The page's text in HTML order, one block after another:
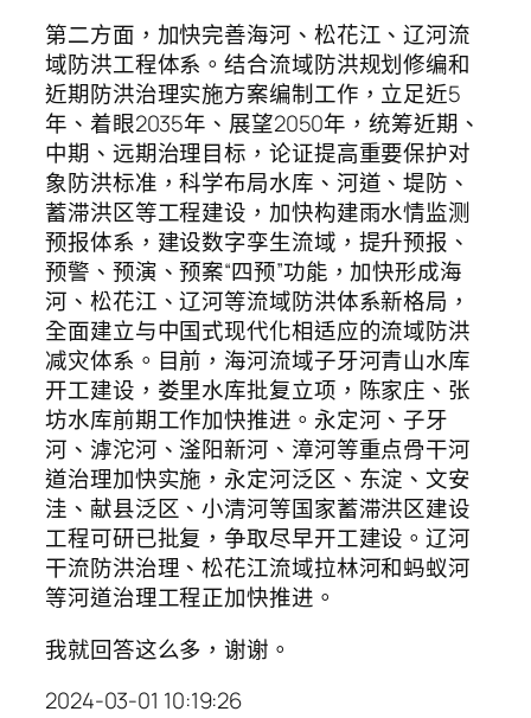
第二方面，加快完善海河、松花江、辽河流
域防洪工程体系。结合流域防洪规划修编和
近期防洪治理实施方案编制工作，立足近5
年、着眼2035年、展望2050年，统筹近期、
中期、远期治理目标，论证提高重要保护对
象防洪标准，科学布局水库、河道、堤防、
蓄滞洪区等工程建设，加快构建雨水情监测
预报体系，建设数字孪生流域，提升预报、
预警、预演、预案“四预”功能，加快形成海
河、松花江、辽河等流域防洪体系新格局，
全面建立与中国式现代化相适应的流域防洪
减灾体系。目前，海河流域子牙河青山水库
开工建设，娄里水库批复立项，陈家庄、张
坊水库前期工作加快推进。永定河、子牙
河、滹沱河、滏阳新河、漳河等重点骨干河
道治理加快实施，永定河泛区、东淀、文安
洼、献县泛区、小清河等国家蓄滞洪区建设
工程可研已批复，争取尽早开工建设。辽河
干流防洪治理、松花江流域拉林河和蚂蚁河
等河道治理工程正加快推进。
我就回答这么多，谢谢。
2024-03-01 10:19:26